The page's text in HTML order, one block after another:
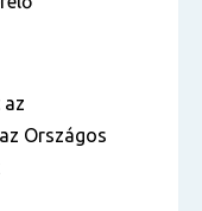
az
Országos